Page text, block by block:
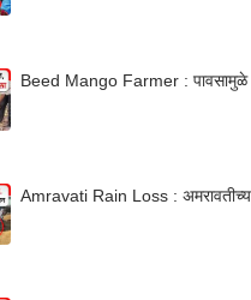
Beed Mango Farmer : पावसामुळे
Amravati Rain Loss : अमरावतीच्या